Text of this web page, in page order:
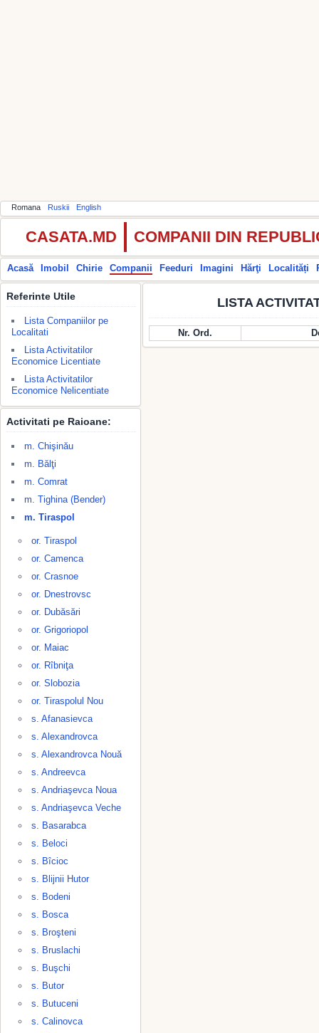
Romana Ruskii English
CASATA.MD COMPANII DIN
Acasă Imobil Chirie Companii Feeduri Imagini Hărţi Localități
Referinte Utile
Lista Companiilor pe
Localitati
Lista Activitatilor
Economice Licentiate
Lista Activitatilor
Economice Nelicentiate
Activitati pe Raioane:
m. Chişinău
m. Bălţi
m. Comrat
m. Tighina (Bender)
m. Tiraspol
or. Tiraspol
or. Camenca
or. Crasnoe
or. Dnestrovsc
or. Dubăsări
or. Grigoriopol
or. Maiac
or. Rîbniţa
or. Slobozia
or. Tiraspolul Nou
s. Afanasievca
s. Alexandrovca
s. Alexandrovca Nouă
s. Andreevca
s. Andriaşevca Noua
s. Andriaşevca Veche
s. Basarabca
s. Beloci
s. Bîcioc
s. Blijnii Hutor
s. Bodeni
s. Bosca
s. Broşteni
s. Bruslachi
s. Buşchi
s. Butor
s. Butuceni
s. Calinovca
LISTA
Nr. Ord.